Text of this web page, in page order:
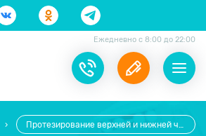
Ежедневно с 8:00 до 22:00
› Протезирование верхней и нижней челюсти «Всё на 4-х»